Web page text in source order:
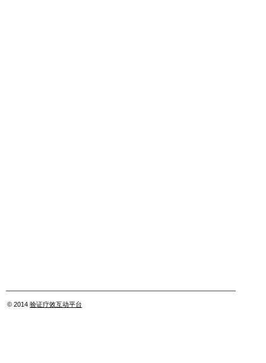
© 2014 验证疗效互动平台